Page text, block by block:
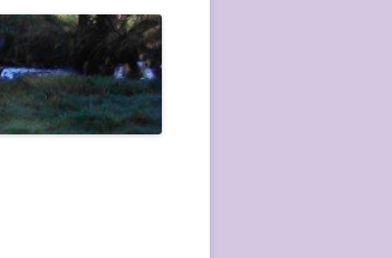
FESTIVAL 2016-PHOTOS
FESTIVAL 2017-PHOTOS ET
VIDÉOS